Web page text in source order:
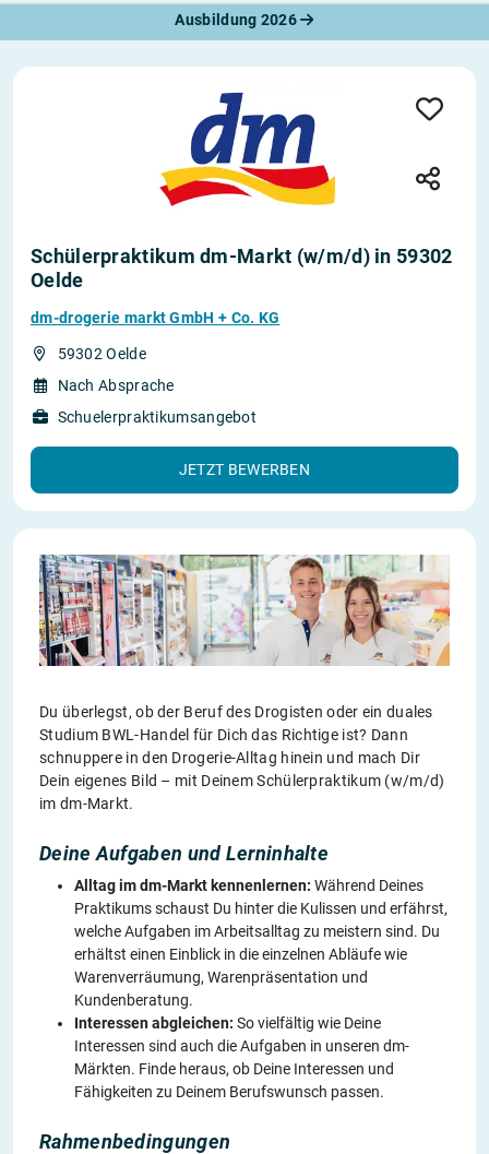
Ausbildung 2026
Schülerpraktikum dm-Markt (w/m/d) in 59302
Oelde
dm-drogerie markt GmbH + Co. KG
59302 Oelde
Nach Absprache
Schuelerpraktikumsangebot
JETZT BEWERBEN
Du überlegst, ob der Beruf des Drogisten oder ein duales
Studium BWL-Handel für Dich das Richtige ist? Dann
schnuppere in den Drogerie-Alltag hinein und mach Dir
Dein eigenes Bild – mit Deinem Schülerpraktikum (w/m/d)
im dm-Markt.
Deine Aufgaben und Lerninhalte
Alltag im dm-Markt kennenlernen: Während Deines
Praktikums schaust Du hinter die Kulissen und erfährst,
welche Aufgaben im Arbeitsalltag zu meistern sind. Du
erhältst einen Einblick in die einzelnen Abläufe wie
Warenverräumung, Warenpräsentation und
Kundenberatung.
Interessen abgleichen: So vielfältig wie Deine
Interessen sind auch die Aufgaben in unseren dm-
Märkten. Finde heraus, ob Deine Interessen und
Fähigkeiten zu Deinem Berufswunsch passen.
Rahmenbedingungen